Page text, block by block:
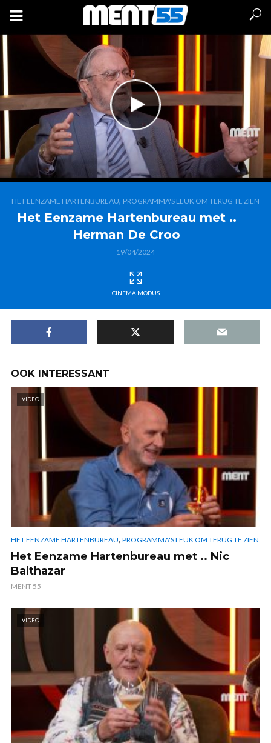
HET EENZAME HARTENBUREAU, PROGRAMMA'S LEUK OM TERUG TE ZIEN
Het Eenzame Hartenbureau met ..
Herman De Croo
19/04/2024
CINEMA MODUS
OOK INTERESSANT
VIDEO
HET EENZAME HARTENBUREAU, PROGRAMMA'S LEUK OM TERUG TE ZIEN
Het Eenzame Hartenbureau met .. Nic
Balthazar
MENT 55
VIDEO